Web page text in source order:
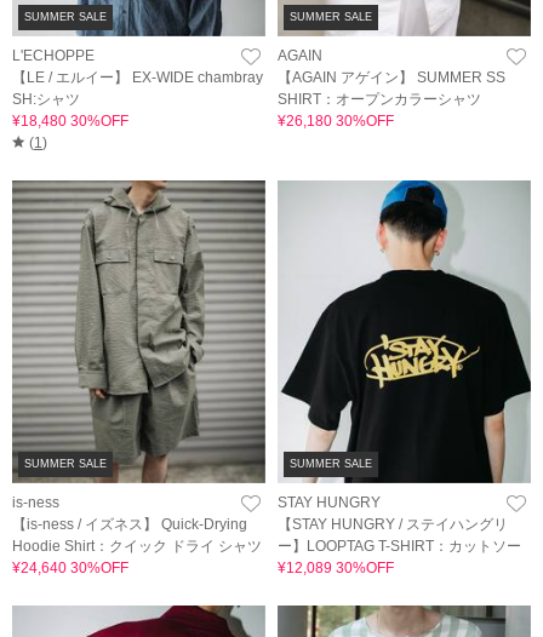
SUMMER SALE
L'ECHOPPE
【LE / エルイー】 EX-WIDE chambray
SH:シャツ
¥18,480 30%OFF
(1 )
SUMMER SALE
AGAIN
【AGAIN アゲイン】 SUMMER SS
SHIRT：オープンカラーシャツ
¥26,180 30%OFF
SUMMER SALE
is-ness
【is-ness / イズネス】 Quick-Drying
Hoodie Shirt：クイック ドライ シャツ
¥24,640 30%OFF
SUMMER SALE
STAY HUNGRY
【STAY HUNGRY / ステイハングリ
ー】LOOPTAG T-SHIRT：カットソー
¥12,089 30%OFF